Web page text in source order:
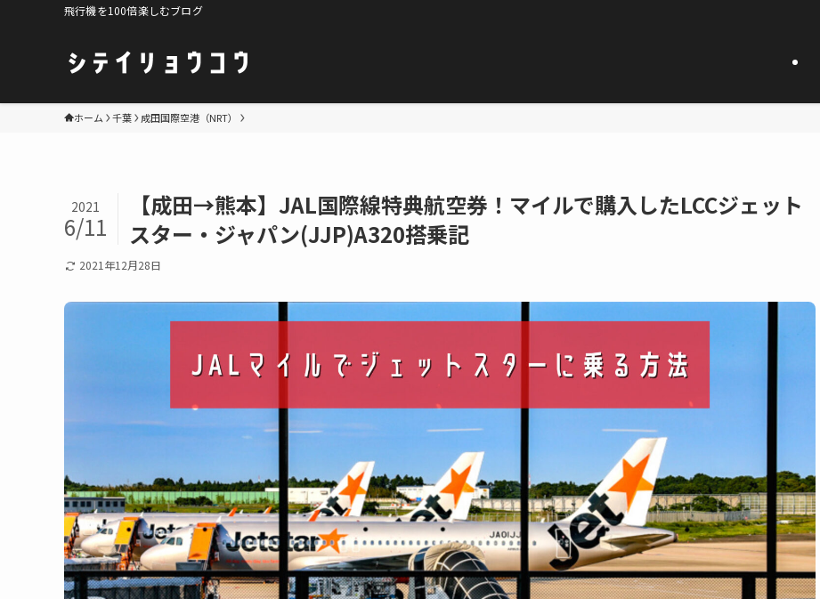
飛行機を100倍楽しむブログ
ホーム 千葉 成田国際空港（NRT）
【成田→熊本】JAL国際線特典航空券！マイルで購入したLCCジェット
スター・ジャパン(JJP)A320搭乗記
2021
6/11
2021年12月28日